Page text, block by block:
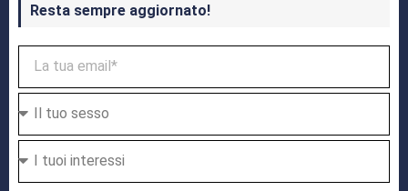
Resta sempre aggiornato!